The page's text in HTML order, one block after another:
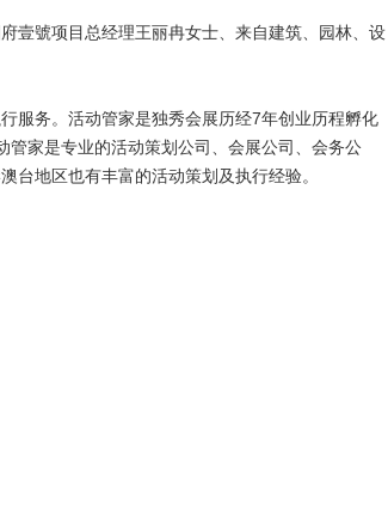
壹號项目总经理王丽冉女士、来自建筑、园林、设
服务。活动管家是独秀会展历经7年创业历程孵化
家是专业的活动策划公司、会展公司、会务公
台地区也有丰富的活动策划及执行经验。